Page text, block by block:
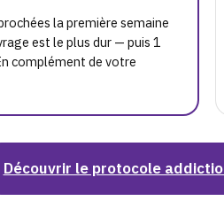
la première semaine
est le plus dur — puis 1
complément de votre
Découvrir le protocole